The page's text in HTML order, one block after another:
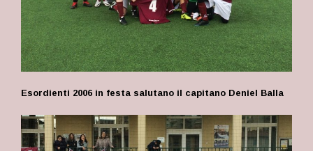
Esordienti 2006 in festa salutano il capitano Deniel Balla